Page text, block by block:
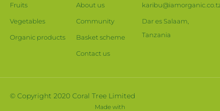
Fruits
Vegetables
Organic products
About us
Community
Basket scheme
Contact us
Dar es Salaam,
Tanzania
© Copyright 2020 Coral Tree Limited
Made with